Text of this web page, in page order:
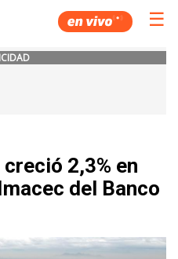
☰
2,3% en
del Banco